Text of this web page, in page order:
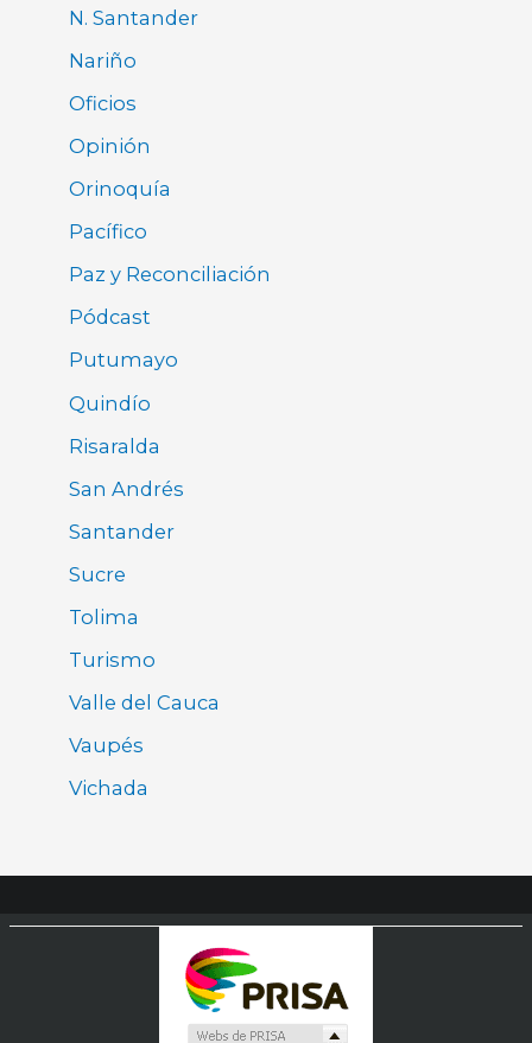
N. Santander
Nariño
Oficios
Opinión
Orinoquía
Pacífico
Paz y Reconciliación
Pódcast
Putumayo
Quindío
Risaralda
San Andrés
Santander
Sucre
Tolima
Turismo
Valle del Cauca
Vaupés
Vichada